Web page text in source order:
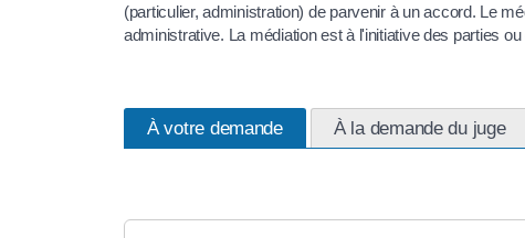
(particulier, administration) de parvenir à un accord. Le
administrative. La médiation est à l'initiative des parties ou
À votre demande À la demande du juge